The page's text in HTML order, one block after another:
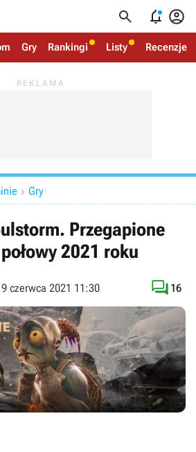
  
Gry Rankingi Listy Recenzje
 Gry
Przegapione
2021 roku
czerwca 2021 11:30  16